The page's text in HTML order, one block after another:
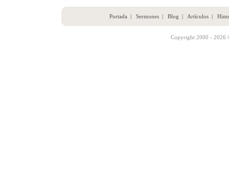
Portada | Sermones| Blog | Artículos|
Copyright 2000 - 2026